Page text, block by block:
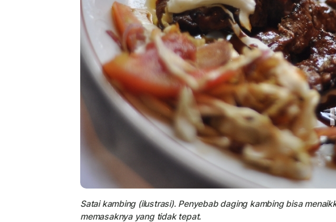
Satai kambing (ilustrasi). Penyebab daging kambing bisa
memasaknya yang tidak tepat.